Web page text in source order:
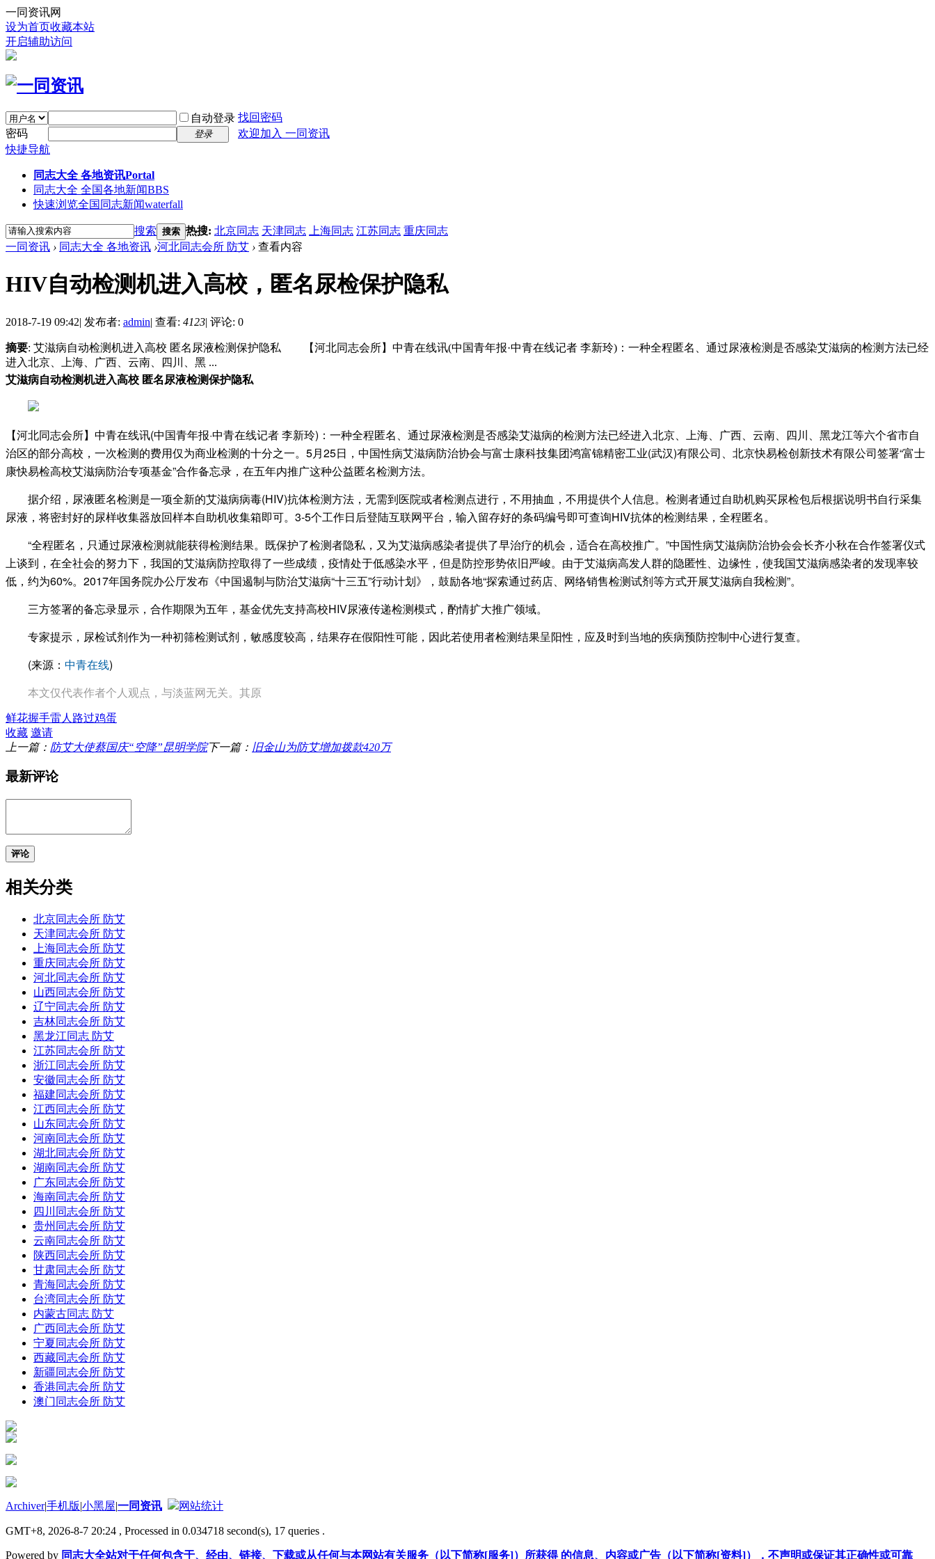
一同资讯网
设为首页收藏本站
开启辅助访问
自动登录 找回密码
密码
登录
欢迎加入 一同资讯
快捷导航
同志大全 各地资讯Portal
同志大全 全国各地新闻BBS
快速浏览全国同志新闻waterfall
搜索 搜索 热搜: 北京同志 天津同志 上海同志 江苏同志 重庆同志
一同资讯 › 同志大全 各地资讯 ›河北同志会所 防艾 › 查看内容
HIV自动检测机进入高校，匿名尿检保护隐私
2018-7-19 09:42| 发布者: admin| 查看: 4123| 评论: 0
摘要: 艾滋病自动检测机进入高校 匿名尿液检测保护隐私 【河北同志会所】中青在线讯(中国青年报·中青在线记者 李新玲)：一种全程匿名、通过尿液检测是否感染艾滋病的检测方法已经
进入北京、上海、广西、云南、四川、黑 ...
艾滋病自动检测机进入高校 匿名尿液检测保护隐私
【河北同志会所】中青在线讯(中国青年报·中青在线记者 李新玲)：一种全程匿名、通过尿液检测是否感染艾滋病的检测方法已经进入北京、上海、广西、云南、四川、黑龙江等六个省市自
治区的部分高校，一次检测的费用仅为商业检测的十分之一。5月25日，中国性病艾滋病防治协会与富士康科技集团鸿富锦精密工业(武汉)有限公司、北京快易检创新技术有限公司签署“富士
康快易检高校艾滋病防治专项基金”合作备忘录，在五年内推广这种公益匿名检测方法。
据介绍，尿液匿名检测是一项全新的艾滋病病毒(HIV)抗体检测方法，无需到医院或者检测点进行，不用抽血，不用提供个人信息。检测者通过自助机购买尿检包后根据说明书自行采集
尿液，将密封好的尿样收集器放回样本自助机收集箱即可。3-5个工作日后登陆互联网平台，输入留存好的条码编号即可查询HIV抗体的检测结果，全程匿名。
“全程匿名，只通过尿液检测就能获得检测结果。既保护了检测者隐私，又为艾滋病感染者提供了早治疗的机会，适合在高校推广。”中国性病艾滋病防治协会会长齐小秋在合作签署仪式
上谈到，在全社会的努力下，我国的艾滋病防控取得了一些成绩，疫情处于低感染水平，但是防控形势依旧严峻。由于艾滋病高发人群的隐匿性、边缘性，使我国艾滋病感染者的发现率较
低，约为60%。2017年国务院办公厅发布《中国遏制与防治艾滋病“十三五”行动计划》，鼓励各地“探索通过药店、网络销售检测试剂等方式开展艾滋病自我检测”。
三方签署的备忘录显示，合作期限为五年，基金优先支持高校HIV尿液传递检测模式，酌情扩大推广领域。
专家提示，尿检试剂作为一种初筛检测试剂，敏感度较高，结果存在假阳性可能，因此若使用者检测结果呈阳性，应及时到当地的疾病预防控制中心进行复查。
(来源： 中青在线)
本文仅代表作者个人观点，与淡蓝网无关。其原
鲜花握手雷人 路过鸡蛋
收藏 邀请
上一篇： 防艾大使蔡国庆“空降”昆明学院下一篇： 旧金山为防艾增加拨款420万
最新评论
评论
相关分类
北京同志会所 防艾
天津同志会所 防艾
上海同志会所 防艾
重庆同志会所 防艾
河北同志会所 防艾
山西同志会所 防艾
辽宁同志会所 防艾
吉林同志会所 防艾
黑龙江同志 防艾
江苏同志会所 防艾
浙江同志会所 防艾
安徽同志会所 防艾
福建同志会所 防艾
江西同志会所 防艾
山东同志会所 防艾
河南同志会所 防艾
湖北同志会所 防艾
湖南同志会所 防艾
广东同志会所 防艾
海南同志会所 防艾
四川同志会所 防艾
贵州同志会所 防艾
云南同志会所 防艾
陕西同志会所 防艾
甘肃同志会所 防艾
青海同志会所 防艾
台湾同志会所 防艾
内蒙古同志 防艾
广西同志会所 防艾
宁夏同志会所 防艾
西藏同志会所 防艾
新疆同志会所 防艾
香港同志会所 防艾
澳门同志会所 防艾
Archiver|手机版|小黑屋|一同资讯 网站统计
GMT+8, 2026-8-7 20:24 , Processed in 0.034718 second(s), 17 queries .
Powered by 同志大全站对于任何包含于、经由、链接、下载或从任何与本网站有关服务（以下简称[服务]）所获得 的信息、内容或广告（以下简称[资料]），不声明或保证其正确性或可靠